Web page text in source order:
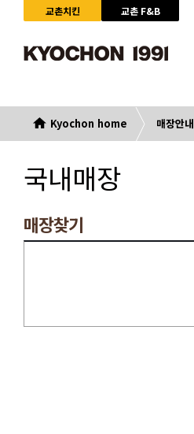
교촌치킨
교촌 F&B
Kyochon home 매장안내
국내매장
매장찾기